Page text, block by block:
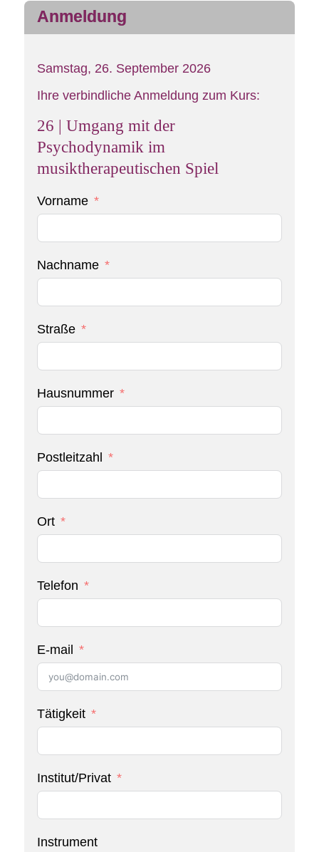
Anmeldung
Samstag, 26. September 2026
Ihre verbindliche Anmeldung zum Kurs:
26 | Umgang mit der
Psychodynamik im
musiktherapeutischen Spiel
Vorname
Nachname
Straße
Hausnummer
Postleitzahl
Ort
Telefon
E-mail
Tätigkeit
Institut/Privat
Instrument